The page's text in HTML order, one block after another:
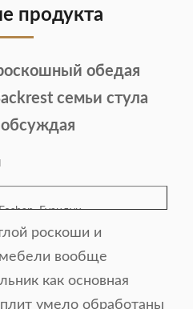
продукта
обедая
семьи стула
Гуандун
QY-27
роскоши и
вообще
как основная
умело обработаны